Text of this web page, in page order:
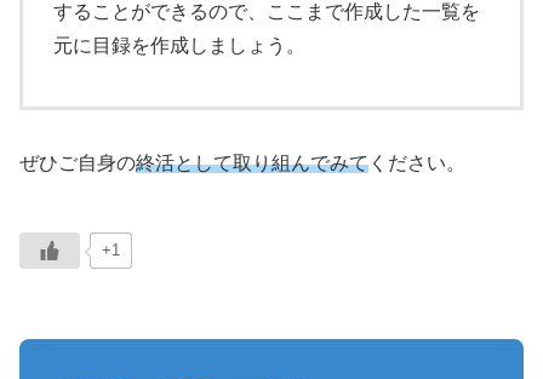
することができるので、ここまで作成した一覧を
元に目録を作成しましょう。
ぜひご自身の終活として取り組んでみて ください。
+1